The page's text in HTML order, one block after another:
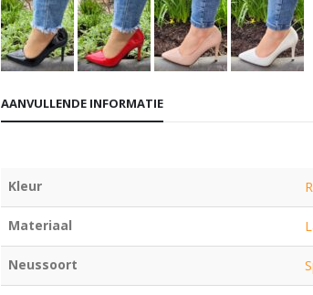
AANVULLENDE INFORMATIE
Kleur
Materiaal
Neussoort